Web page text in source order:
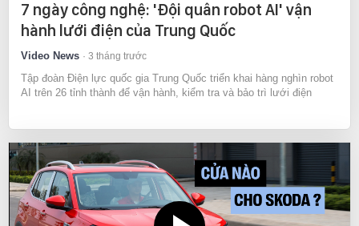
7 ngày công nghệ: 'Đội quân robot AI' vận
hành lưới điện của Trung Quốc
Video News 3 tháng trước
Tập đoàn Điện lực quốc gia Trung Quốc triển khai hàng nghìn robot
AI trên 26 tỉnh thành để vận hành, kiểm tra và bảo trì lưới điện